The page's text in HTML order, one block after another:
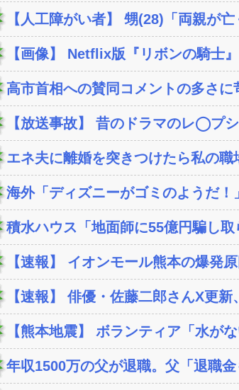
【人工障がい者】 甥(28)「両親が
【画像】 Netflix版『リボンの騎士
高市首相への賛同コメントの多さ
【放送事故】 昔のドラマのレ◯プ
エネ夫に離婚を突きつけたら私の職
海外「ディズニーがゴミのようだ
積水ハウス「地面師に55億円騙し
【速報】 イオンモール熊本の爆発
【速報】 俳優・佐藤二郎さんX更
【熊本地震】 ボランティア「水が
年収1500万の父が退職。父「退職